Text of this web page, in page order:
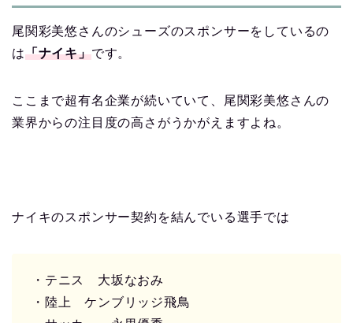
尾関彩美悠さんのシューズのスポンサーをしているの
は「ナイキ」です。
ここまで超有名企業が続いていて、尾関彩美悠さんの
業界からの注目度の高さがうかがえますよね。
ナイキのスポンサー契約を結んでいる選手では
・テニス 大坂なおみ
・陸上 ケンブリッジ飛鳥